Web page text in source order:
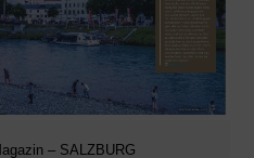
– SALZBURG